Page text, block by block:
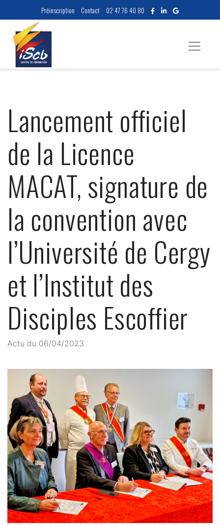
Préinscription Contact 02 47 76 40 80
Lancement officiel
de la Licence
MACAT, signature de
la convention avec
l’Université de Cergy
et l’Institut des
Disciples Escoffier
Actu du 06/04/2023